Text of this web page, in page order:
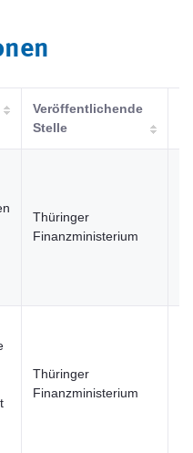
Veröffentlichende
Stelle
Thüringer
Finanzministerium
Thüringer
Finanzministerium